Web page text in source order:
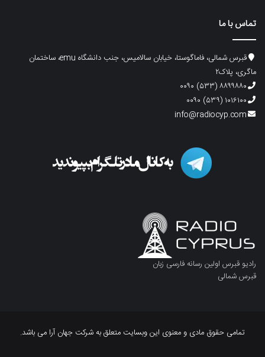
تماس با ما
قبرس شمالی، فاماگوستا، خیابان سالامیس، جنب دانشگاه emu، ساختمان
ماگری، پلاک۲
۸۸۹۹۸۸۰ (۵۳۳) ۰۰۹۰
۱۰۱۶۱۰۰ (۵۳۹) ۰۰۹۰
info@radiocyp.com
رادیو قبرس اولین رسانه فارسی زبان
قبرس شمالی
تمامی حقوق مادی و معنوی این وبسایت متعلق به شرکت جهان آرا می باشد.